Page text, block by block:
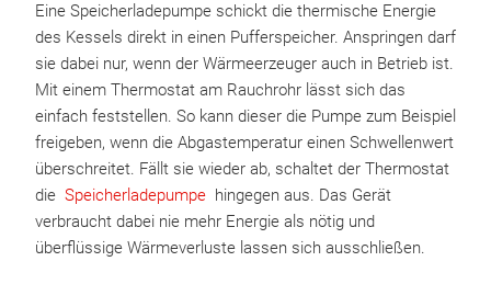
Eine Speicherladepumpe schickt die thermische Energie
des Kessels direkt in einen Pufferspeicher. Anspringen darf
sie dabei nur, wenn der Wärmeerzeuger auch in Betrieb ist.
Mit einem Thermostat am Rauchrohr lässt sich das
einfach feststellen. So kann dieser die Pumpe zum Beispiel
freigeben, wenn die Abgastemperatur einen Schwellenwert
überschreitet. Fällt sie wieder ab, schaltet der Thermostat
die Speicherladepumpe hingegen aus. Das Gerät
verbraucht dabei nie mehr Energie als nötig und
überflüssige Wärmeverluste lassen sich ausschließen.